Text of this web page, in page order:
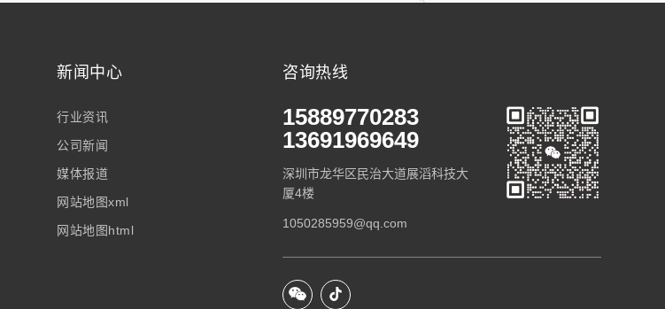
新闻中心
行业资讯
公司新闻
媒体报道
网站地图xml
网站地图html
咨询热线
15889770283
13691969649
深圳市龙华区民治大道展滔科技大
厦4楼
1050285959@qq.com